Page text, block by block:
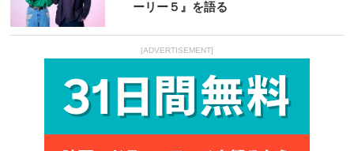
ーリー５』を語る
[ADVERTISEMENT]